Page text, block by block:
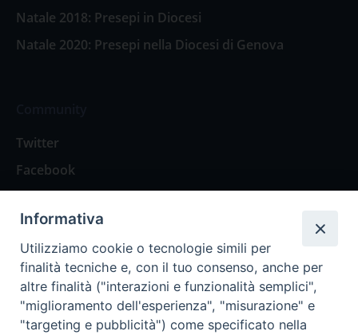
Natale 2018: Presepi in Diocesi
Natale 2020: Presepi nella Diocesi di Genova
Twitter
Facebook
Spazio Lettori
Eventi
Eventi diocesani
Informativa
Utilizziamo cookie o tecnologie simili per
finalità tecniche e, con il tuo consenso, anche per
altre finalità ("interazioni e funzionalità semplici",
"miglioramento dell'esperienza", "misurazione" e
"targeting e pubblicità") come specificato nella